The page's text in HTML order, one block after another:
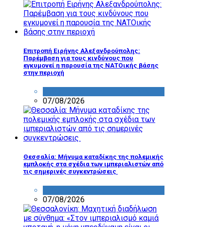
Επιτροπή Ειρήνης Αλεξανδρούπολης:
Παρέμβαση για τους κινδύνους που
εγκυμονεί η παρουσία της ΝΑΤΟικής βάσης
στην περιοχή
07/08/2026
Θεσσαλία: Μήνυμα καταδίκης της πολεμικής
εμπλοκής στα σχέδια των ιμπεριαλιστών από
τις σημερινές συγκεντρώσεις
07/08/2026